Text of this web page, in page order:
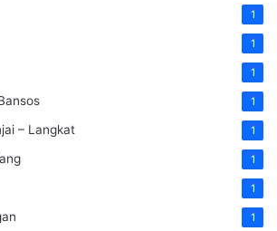
1
1
1
1
– Langkat 1
1
1
1